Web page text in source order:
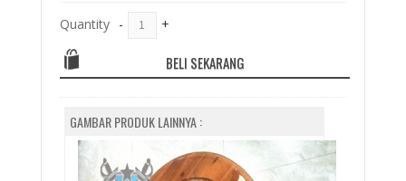
Quantity - +
BELI SEKARANG
GAMBAR PRODUK LAINNYA :